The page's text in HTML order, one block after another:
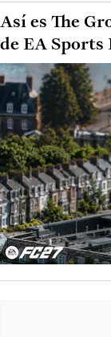
Así es The
de EA Sports